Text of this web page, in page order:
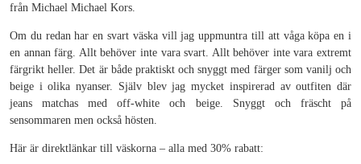
från Michael Michael Kors.
Om du redan har en svart väska vill jag uppmuntra till att våga köpa en i
en annan färg. Allt behöver inte vara svart. Allt behöver inte vara extremt
färgrikt heller. Det är både praktiskt och snyggt med färger som vanilj och
beige i olika nyanser. Själv blev jag mycket inspirerad av outfiten där
jeans matchas med off-white och beige. Snyggt och fräscht på
sensommaren men också hösten.
Här är direktlänkar till väskorna – alla med 30% rabatt: